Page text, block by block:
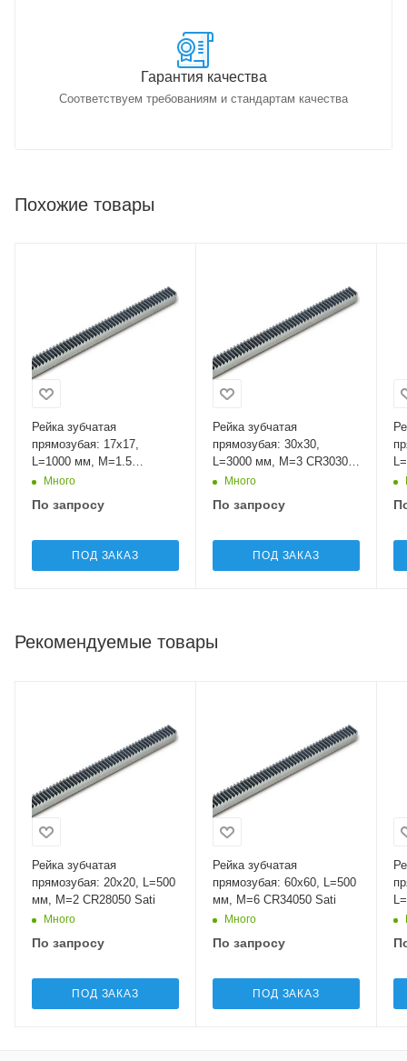
Гарантия качества
Соответствуем требованиям и стандартам качества
Похожие товары
Рейка зубчатая
прямозубая: 17x17,
L=1000 мм, M=1.5
CR27100 Sati
Много
По запросу
ПОД ЗАКАЗ
Рейка зубчатая
прямозубая: 30x30,
L=3000 мм, M=3 CR30300
SatiМного
По запросу
ПОД ЗАКАЗ
Рекомендуемые товары
Рейка зубчатая
прямозубая: 20x20, L=500
мм, M=2 CR28050 Sati
Много
По запросу
ПОД ЗАКАЗ
Рейка зубчатая
прямозубая: 60x60, L=500
мм, M=6 CR34050 Sati
Много
По запросу
ПОД ЗАКАЗ